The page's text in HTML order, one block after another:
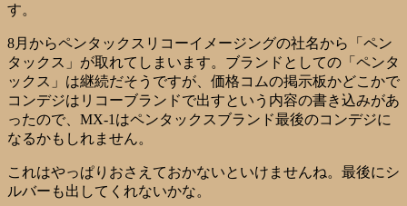
す。
8月からペンタックスリコーイメージングの社名から「ペン
タックス」が取れてしまいます。ブランドとしての「ペンタ
ックス」は継続だそうですが、価格コムの掲示板かどこかで
コンデジはリコーブランドで出すという内容の書き込みがあ
ったので、MX-1はペンタックスブランド最後のコンデジに
なるかもしれません。
これはやっぱりおさえておかないといけませんね。最後にシ
ルバーも出してくれないかな。